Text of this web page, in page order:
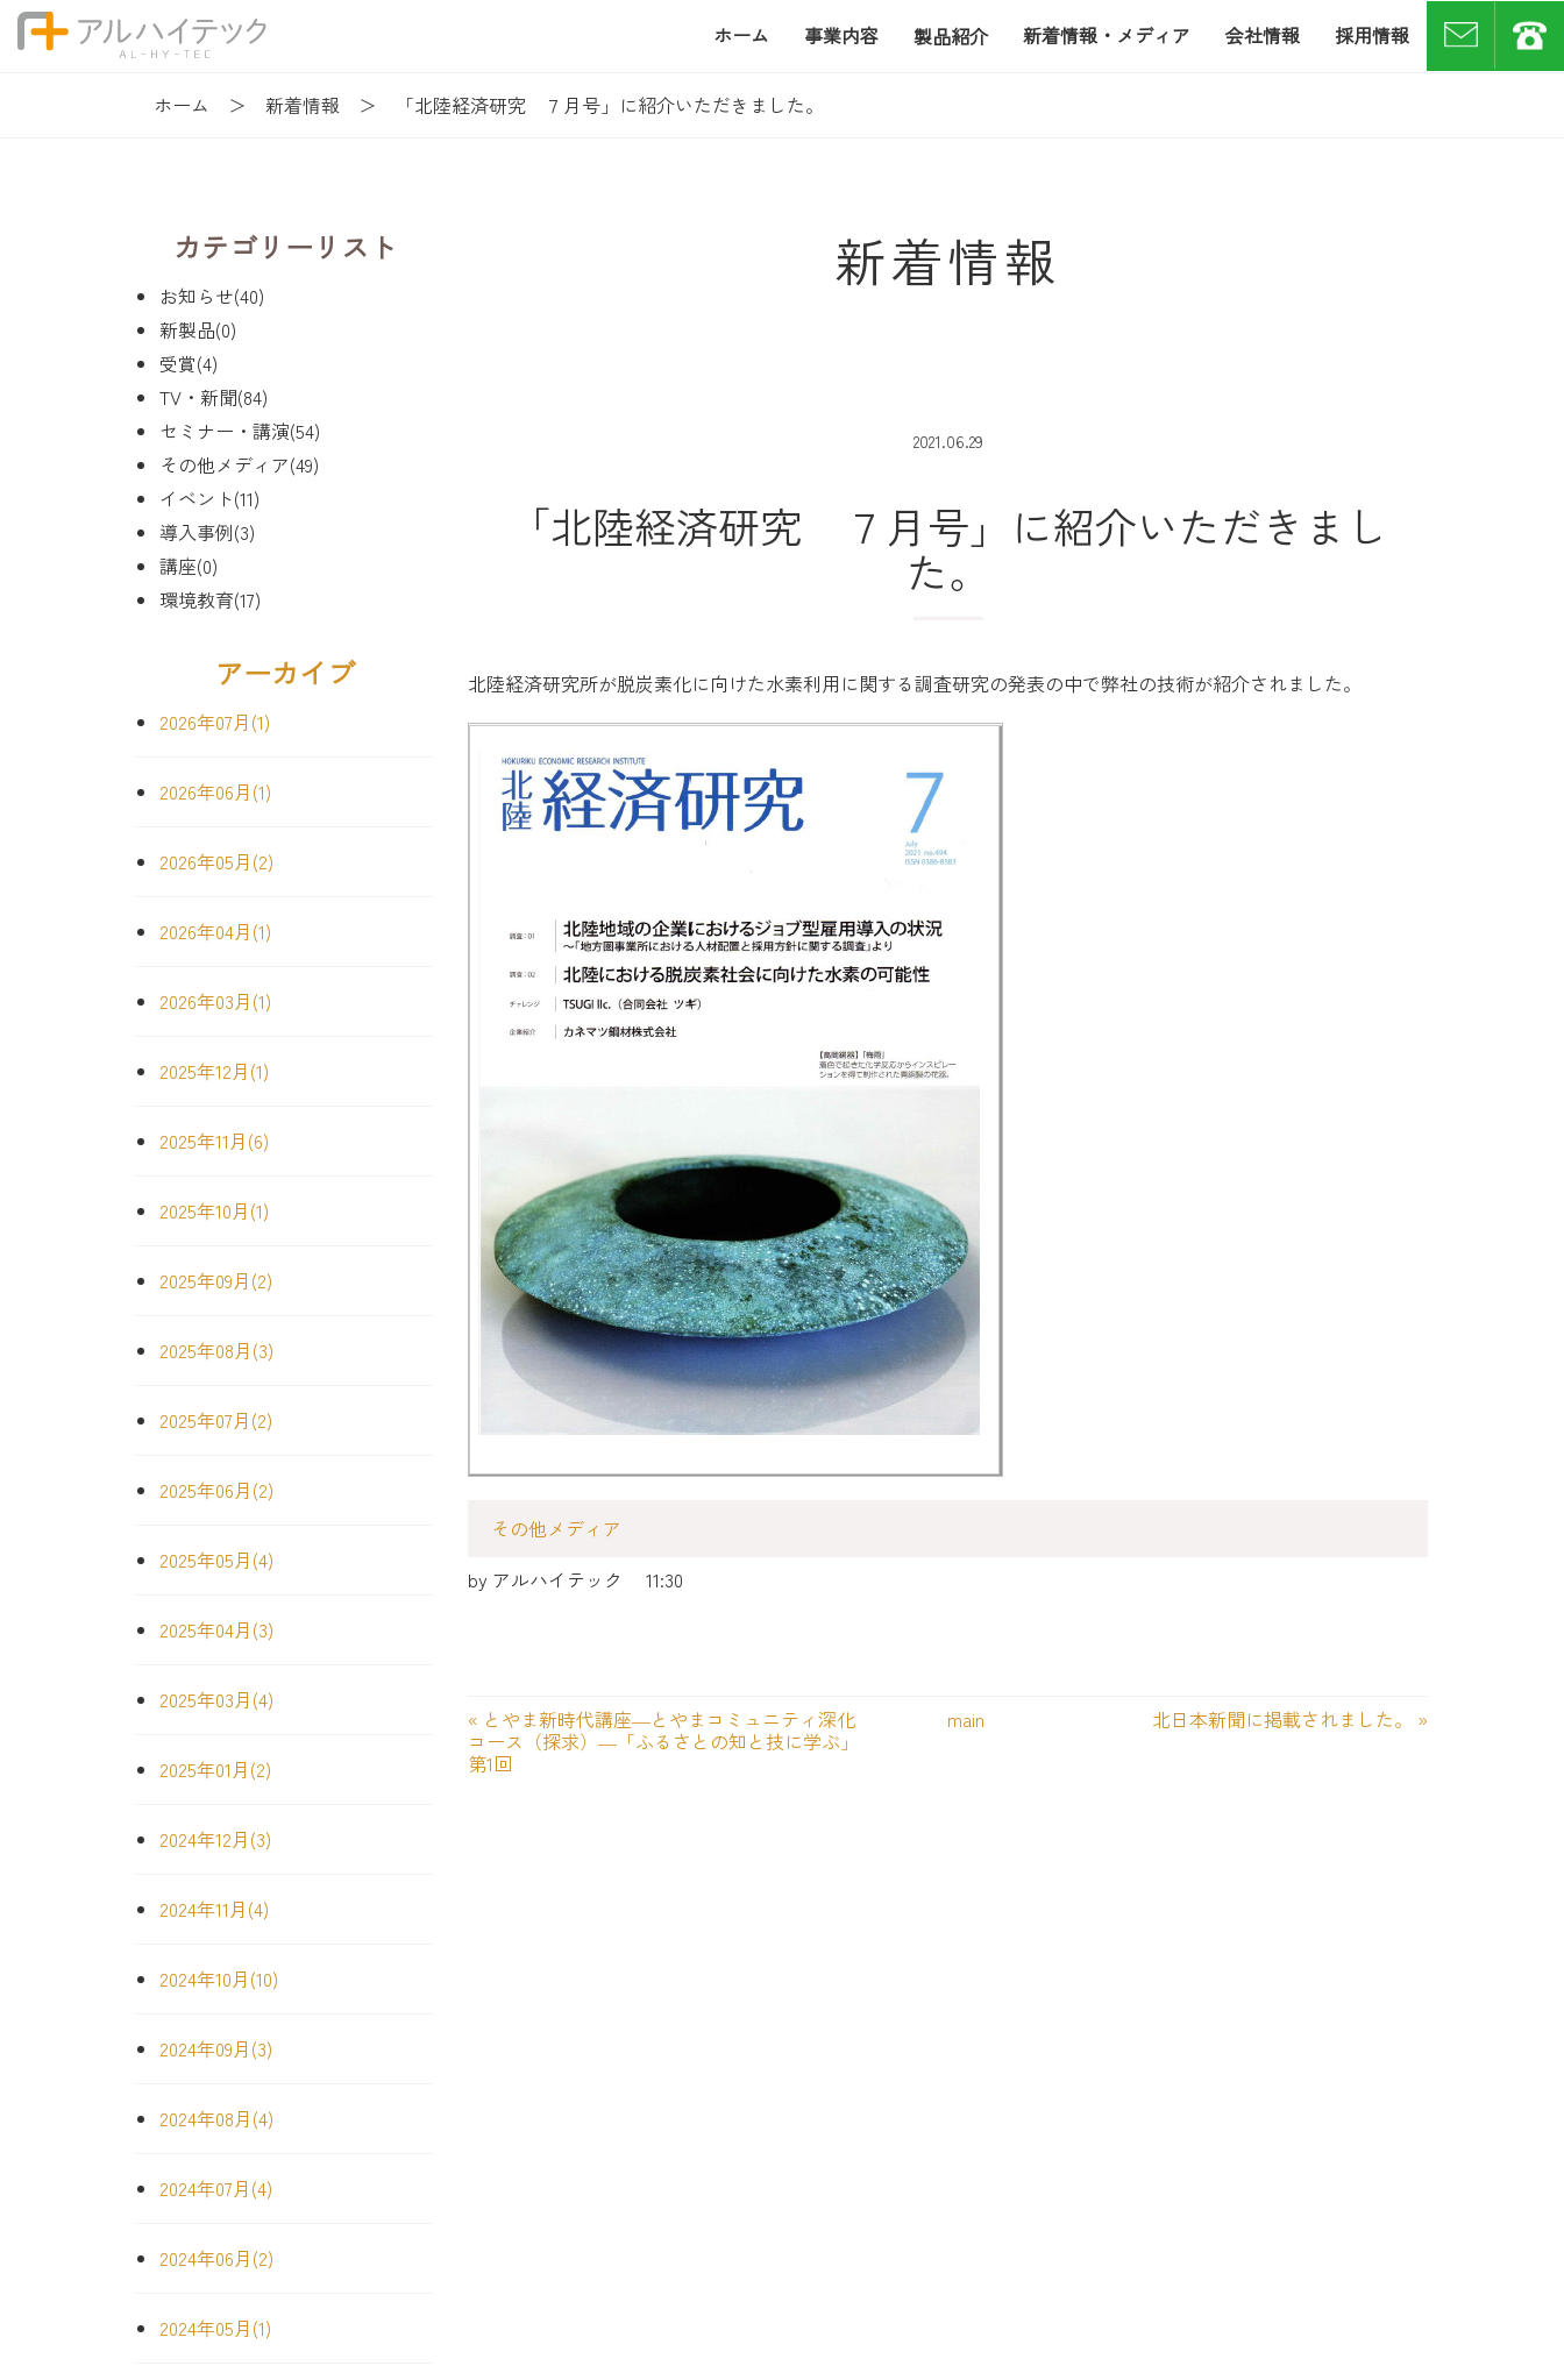
ホーム 事業内容 製品紹介 新着情報・メディア 会社情報 採用情報 お問い合わせ
ホーム 新着情報 「北陸経済研究 ７月号」に紹介いただきました。
新着情報
2021.06.29
「北陸経済研究 ７月号」に紹介いただきまし
た。
北陸経済研究所が脱炭素化に向けた水素利用に関する調査研究の発表の中で弊社の技術が紹介されました。
その他メディア
by アルハイテック 11:30
« とやま新時代講座―とやまコミュニティ深化
コース（探求）―「ふるさとの知と技に学ぶ」
第1回
main 北日本新聞に掲載されました。 »
カテゴリーリスト
お知らせ(40)
新製品(0)
受賞(4)
TV・新聞(84)
セミナー・講演(54)
その他メディア(49)
イベント(11)
導入事例(3)
講座(0)
環境教育(17)
アーカイブ
2026年07月(1)
2026年06月(1)
2026年05月(2)
2026年04月(1)
2026年03月(1)
2025年12月(1)
2025年11月(6)
2025年10月(1)
2025年09月(2)
2025年08月(3)
2025年07月(2)
2025年06月(2)
2025年05月(4)
2025年04月(3)
2025年03月(4)
2025年01月(2)
2024年12月(3)
2024年11月(4)
2024年10月(10)
2024年09月(3)
2024年08月(4)
2024年07月(4)
2024年06月(2)
2024年05月(1)